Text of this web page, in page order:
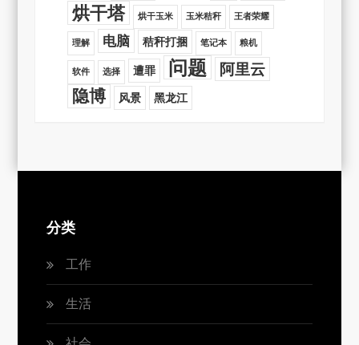
烘干塔 烘干玉米 玉米秸秆 王者荣耀
理解 电脑 秸秆打捆 笔记本 粮机
软件 选择 遭罪 问题 阿里云
隐博 风景 黑龙江
分类
工作
生活